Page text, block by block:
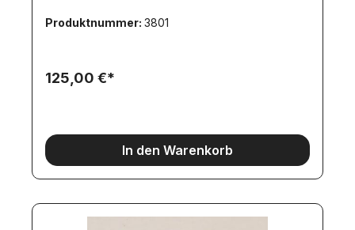
Produktnummer: 3801
125,00 €*
In den Warenkorb